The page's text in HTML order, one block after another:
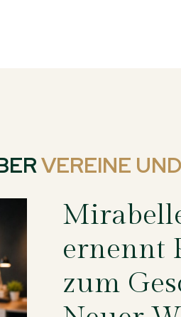
VEREINE
ernennt
zum